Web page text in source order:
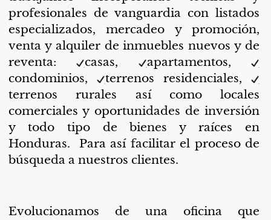
profesionales de vanguardia con listados
especializados, mercadeo y promoción,
venta y alquiler de inmuebles nuevos y de
reventa:
casas,
apartamentos,
condominios,
terrenos residenciales,
terrenos rurales así como locales
comerciales y oportunidades de inversión
y todo tipo de bienes y raíces en
Honduras. Para así facilitar el proceso de
búsqueda a nuestros clientes.
Evolucionamos de una oficina que